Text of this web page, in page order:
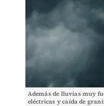
Además de lluvias muy
eléctricas y caída de